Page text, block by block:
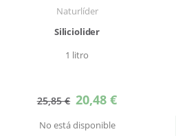
Naturlíder
Siliciolider
1 litro
25,85 € Precio
especial
20,48 €
No está disponible